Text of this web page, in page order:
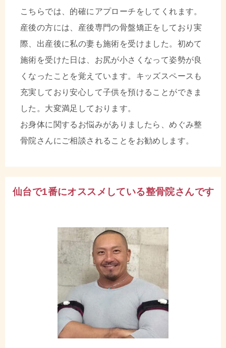
こちらでは、的確にアプローチをしてくれます。
産後の方には、産後専門の骨盤矯正をしており実
際、出産後に私の妻も施術を受けました。初めて
施術を受けた日は、お尻が小さくなって姿勢が良
くなったことを覚えています。キッズスペースも
充実しており安心して子供を預けることができま
した。大変満足しております。
お身体に関するお悩みがありましたら、めぐみ整
骨院さんにご相談されることをお勧めします。
仙台で1番にオススメしている整骨院さんです